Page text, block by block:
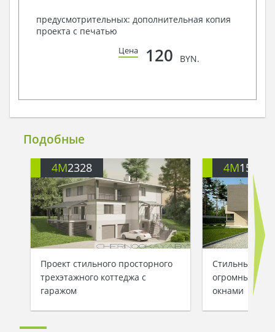
предусмотрительных: дополнительная копия
проекта с печатью
Цена 120 BYN.
Подобные
4M2328
Проект стильного просторного
трехэтажного коттеджа с
гаражом
4M153
Стильный
огромными
окнами